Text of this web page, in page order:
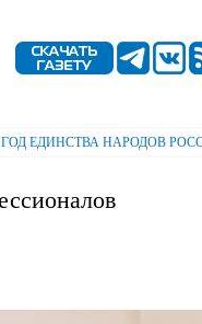
содержанию
ГОД ЕДИНСТВА НАРОДОВ